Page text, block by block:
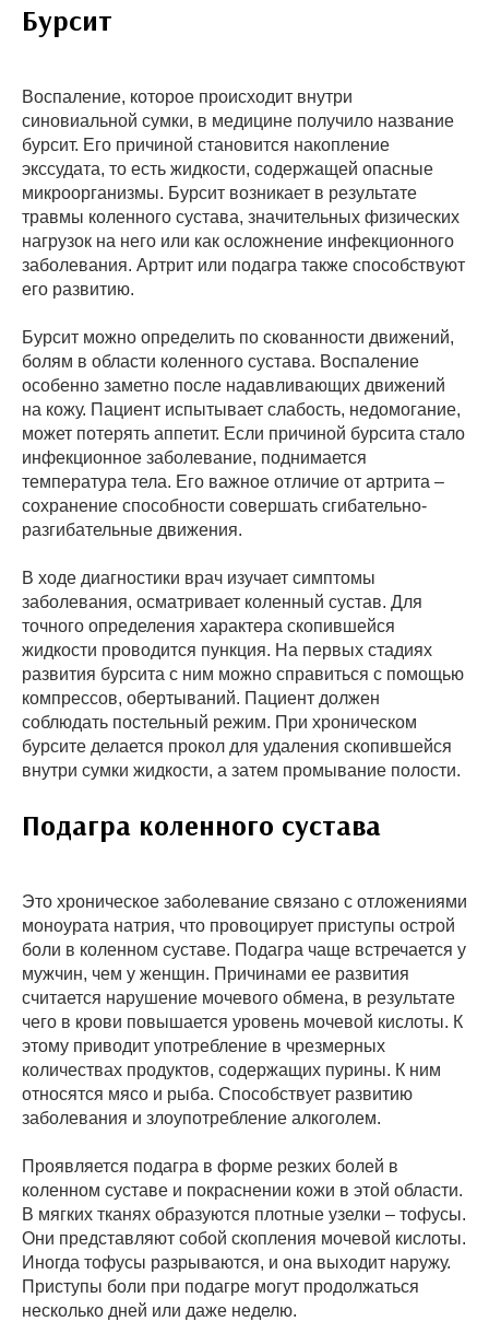
Бурсит
Воспаление, которое происходит внутри
синовиальной сумки, в медицине получило название
бурсит. Его причиной становится накопление
экссудата, то есть жидкости, содержащей опасные
микроорганизмы. Бурсит возникает в результате
травмы коленного сустава, значительных физических
нагрузок на него или как осложнение инфекционного
заболевания. Артрит или подагра также способствуют
его развитию.
Бурсит можно определить по скованности движений,
болям в области коленного сустава. Воспаление
особенно заметно после надавливающих движений
на кожу. Пациент испытывает слабость, недомогание,
может потерять аппетит. Если причиной бурсита стало
инфекционное заболевание, поднимается
температура тела. Его важное отличие от артрита –
сохранение способности совершать сгибательно-
разгибательные движения.
В ходе диагностики врач изучает симптомы
заболевания, осматривает коленный сустав. Для
точного определения характера скопившейся
жидкости проводится пункция. На первых стадиях
развития бурсита с ним можно справиться с помощью
компрессов, обертываний. Пациент должен
соблюдать постельный режим. При хроническом
бурсите делается прокол для удаления скопившейся
внутри сумки жидкости, а затем промывание полости.
Подагра коленного сустава
Это хроническое заболевание связано с отложениями
моноурата натрия, что провоцирует приступы острой
боли в коленном суставе. Подагра чаще встречается у
мужчин, чем у женщин. Причинами ее развития
считается нарушение мочевого обмена, в результате
чего в крови повышается уровень мочевой кислоты. К
этому приводит употребление в чрезмерных
количествах продуктов, содержащих пурины. К ним
относятся мясо и рыба. Способствует развитию
заболевания и злоупотребление алкоголем.
Проявляется подагра в форме резких болей в
коленном суставе и покраснении кожи в этой области.
В мягких тканях образуются плотные узелки – тофусы.
Они представляют собой скопления мочевой кислоты.
Иногда тофусы разрываются, и она выходит наружу.
Приступы боли при подагре могут продолжаться
несколько дней или даже неделю.